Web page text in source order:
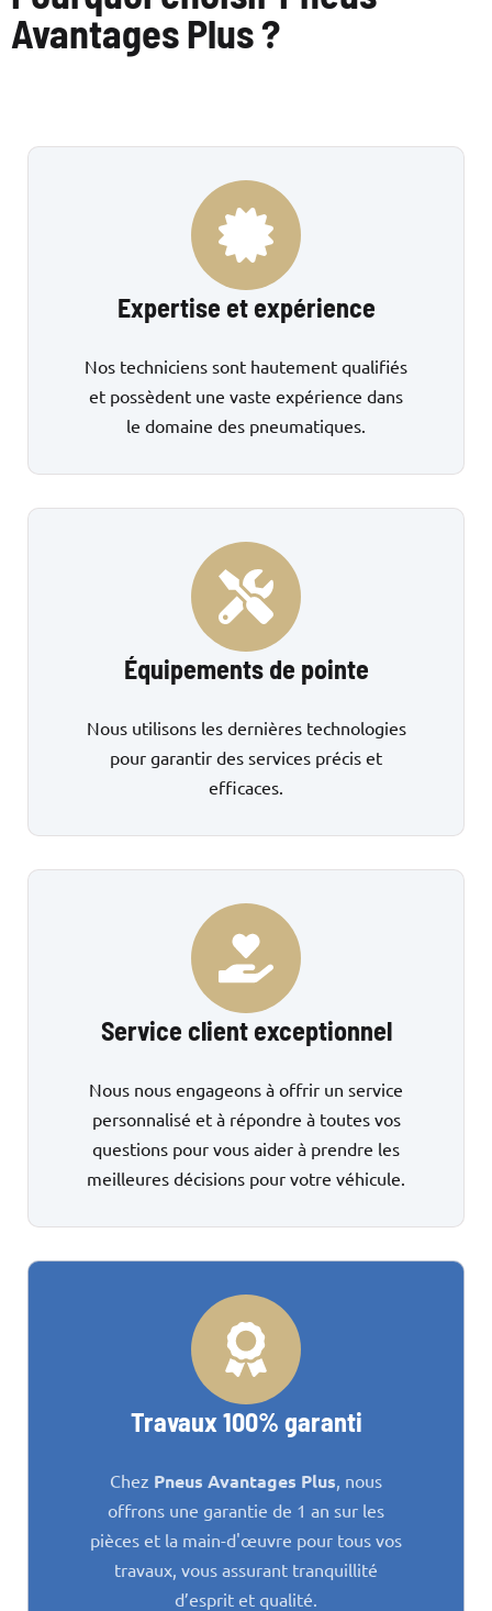
Avantages Plus ?
Expertise et expérience
Nos techniciens sont hautement qualifiés
et possèdent une vaste expérience dans
le domaine des pneumatiques.
Équipements de pointe
Nous utilisons les dernières technologies
pour garantir des services précis et
efficaces.
Service client exceptionnel
Nous nous engageons à offrir un service
personnalisé et à répondre à toutes vos
questions pour vous aider à prendre les
meilleures décisions pour votre véhicule.
Travaux 100% garanti
Chez Pneus Avantages Plus, nous
offrons une garantie de 1 an sur les
pièces et la main-d'œuvre pour tous vos
travaux, vous assurant tranquillité
d’esprit et qualité.